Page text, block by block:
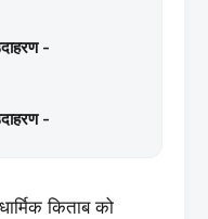
-
-
किताब को